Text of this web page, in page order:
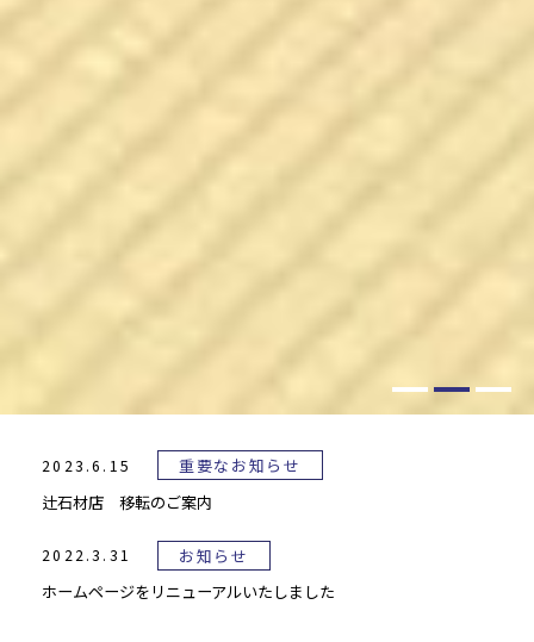
2023.6.15
重要なお知らせ
辻石材店 移転のご案内
2022.3.31
お知らせ
ホームページをリニューアルいたしました